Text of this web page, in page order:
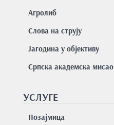
Агролиб
Слова на струју
Јагодина у објективу
Српска академска мисао
УСЛУГЕ
Позајмицa